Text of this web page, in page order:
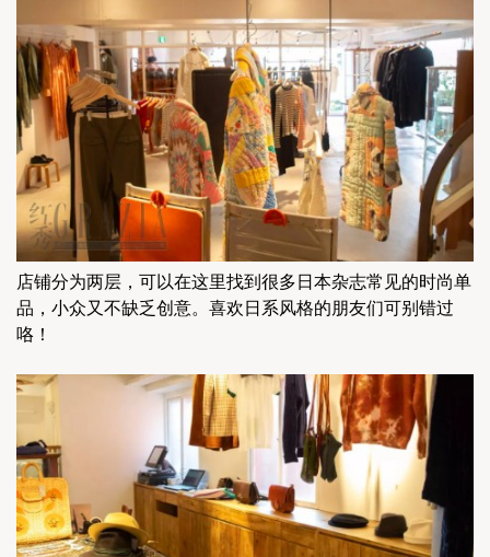
店铺分为两层，可以在这里找到很多日本杂志常见的时尚单
品，小众又不缺乏创意。喜欢日系风格的朋友们可别错过
咯！